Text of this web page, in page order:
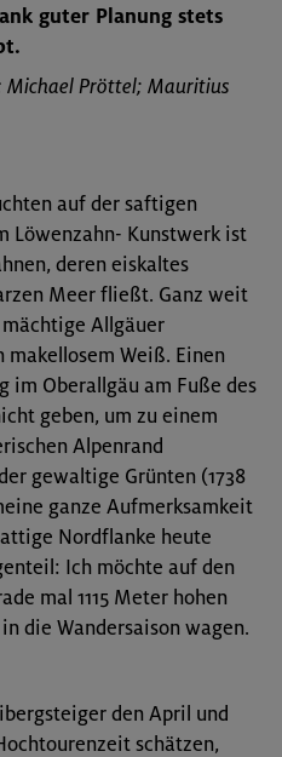
guter Planung stets
Michael Pröttel; Mauritius
auf der saftigen
Löwenzahn- Kunstwerk ist
deren eiskaltes
Meer fließt. Ganz weit
Allgäuer
Weiß. Einen
im Oberallgäu am Fuße des
geben, um zu einem
Alpenrand
gewaltige Grünten (1738
ganze Aufmerksamkeit
Nordflanke heute
Ich möchte auf den
mal 1115 Meter hohen
die Wandersaison wagen.
den April und
schätzen,